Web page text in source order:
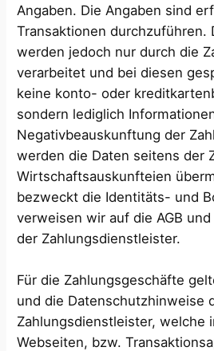
Angaben. Die Angaben sind
Transaktionen durchzuführen.
werden jedoch nur durch die
verarbeitet und bei diesen
keine konto- oder
sondern lediglich
Negativbeauskunftung der
werden die Daten seitens der
Wirtschaftsauskunfteien
bezweckt die Identitäts- und
verweisen wir auf die AGB
der Zahlungsdienstleister.
Für die Zahlungsgeschäfte
und die Datenschutzhinweise
Zahlungsdienstleister, welche
Webseiten, bzw.